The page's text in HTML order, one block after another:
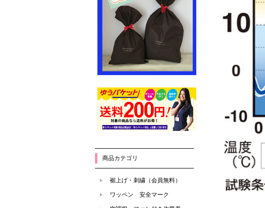
商品カテゴリ
裾上げ・刺繍（会員無料）
ワッペン 安全マーク